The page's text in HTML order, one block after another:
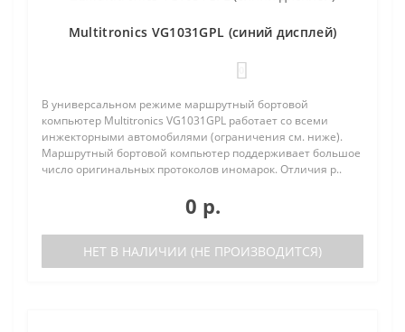
Multitronics VG1031GPL (синий дисплей)
В универсальном режиме маршрутный бортовой
компьютер Multitronics VG1031GPL работает со всеми
инжекторными автомобилями (ограничения см. ниже).
Маршрутный бортовой компьютер поддерживает большое
число оригинальных протоколов иномарок. Отличия р..
0 р.
НЕТ В НАЛИЧИИ (НЕ ПРОИЗВОДИТСЯ)